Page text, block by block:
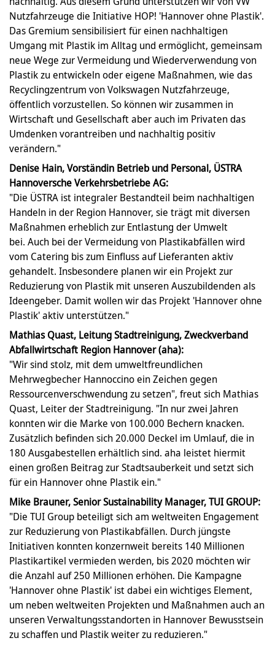
Nutzfahrzeuge die Initiative HOP! 'Hannover ohne Plastik'.
Das Gremium sensibilisiert für einen nachhaltigen
Umgang mit Plastik im Alltag und ermöglicht, gemeinsam
neue Wege zur Vermeidung und Wiederverwendung von
Plastik zu entwickeln oder eigene Maßnahmen, wie das
Recyclingzentrum von Volkswagen Nutzfahrzeuge,
öffentlich vorzustellen. So können wir zusammen in
Wirtschaft und Gesellschaft aber auch im Privaten das
Umdenken vorantreiben und nachhaltig positiv
verändern."
Denise Hain, Vorständin Betrieb und Personal, ÜSTRA
Hannoversche Verkehrsbetriebe AG:
"Die ÜSTRA ist integraler Bestandteil beim nachhaltigen
Handeln in der Region Hannover, sie trägt mit diversen
Maßnahmen erheblich zur Entlastung der Umwelt
bei. Auch bei der Vermeidung von Plastikabfällen wird
vom Catering bis zum Einfluss auf Lieferanten aktiv
gehandelt. Insbesondere planen wir ein Projekt zur
Reduzierung von Plastik mit unseren Auszubildenden als
Ideengeber. Damit wollen wir das Projekt 'Hannover ohne
Plastik' aktiv unterstützen."
Mathias Quast, Leitung Stadtreinigung, Zweckverband
Abfallwirtschaft Region Hannover (aha):
"Wir sind stolz, mit dem umweltfreundlichen
Mehrwegbecher Hannoccino ein Zeichen gegen
Ressourcenverschwendung zu setzen", freut sich Mathias
Quast, Leiter der Stadtreinigung. "In nur zwei Jahren
konnten wir die Marke von 100.000 Bechern knacken.
Zusätzlich befinden sich 20.000 Deckel im Umlauf, die in
180 Ausgabestellen erhältlich sind. aha leistet hiermit
einen großen Beitrag zur Stadtsauberkeit und setzt sich
für ein Hannover ohne Plastik ein."
Mike Brauner, Senior Sustainability Manager, TUI GROUP:
"Die TUI Group beteiligt sich am weltweiten Engagement
zur Reduzierung von Plastikabfällen. Durch jüngste
Initiativen konnten konzernweit bereits 140 Millionen
Plastikartikel vermieden werden, bis 2020 möchten wir
die Anzahl auf 250 Millionen erhöhen. Die Kampagne
'Hannover ohne Plastik' ist dabei ein wichtiges Element,
um neben weltweiten Projekten und Maßnahmen auch an
unseren Verwaltungsstandorten in Hannover Bewusstsein
zu schaffen und Plastik weiter zu reduzieren."